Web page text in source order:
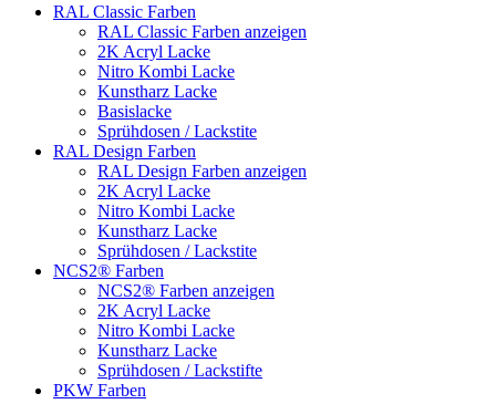
RAL Classic Farben
RAL Classic Farben anzeigen
2K Acryl Lacke
Nitro Kombi Lacke
Kunstharz Lacke
Basislacke
Sprühdosen / Lackstite
RAL Design Farben
RAL Design Farben anzeigen
2K Acryl Lacke
Nitro Kombi Lacke
Kunstharz Lacke
Sprühdosen / Lackstite
NCS2® Farben
NCS2® Farben anzeigen
2K Acryl Lacke
Nitro Kombi Lacke
Kunstharz Lacke
Sprühdosen / Lackstifte
PKW Farben